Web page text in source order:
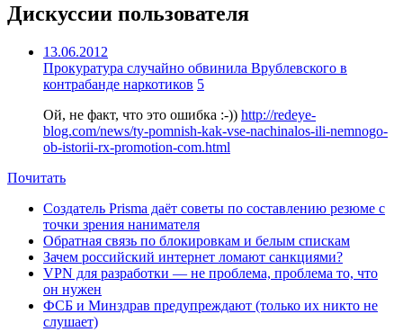
Дискуссии пользователя
13.06.2012
Прокуратура случайно обвинила Врублевского в
контрабанде наркотиков 5
Ой, не факт, что это ошибка :-)) http://redeye-
blog.com/news/ty-pomnish-kak-vse-nachinalos-ili-nemnogo-
ob-istorii-rx-promotion-com.html
Почитать
Создатель Prisma даёт советы по составлению резюме с
точки зрения нанимателя
Обратная связь по блокировкам и белым спискам
Зачем российский интернет ломают санкциями?
VPN для разработки — не проблема, проблема то, что
он нужен
ФСБ и Минздрав предупреждают (только их никто не
слушает)